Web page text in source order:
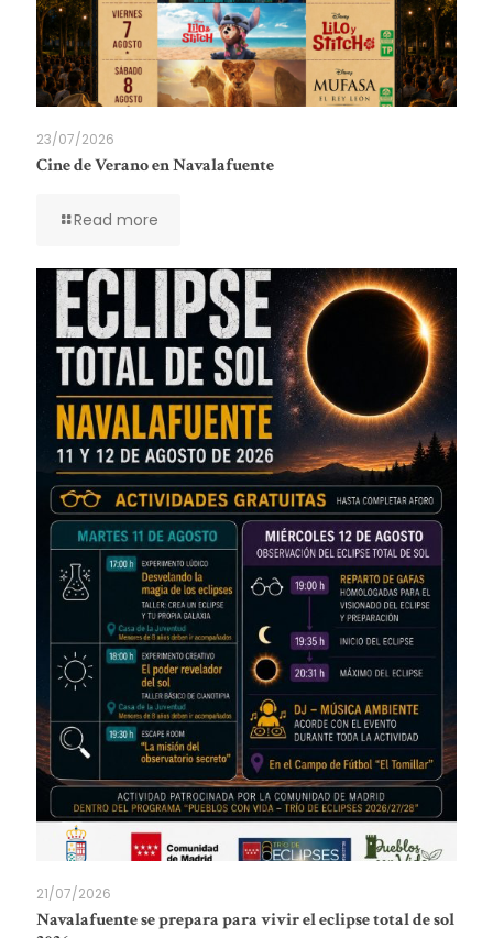
23/07/2026
Cine de Verano en Navalafuente
Read more
21/07/2026
Navalafuente se prepara para vivir el eclipse total de sol